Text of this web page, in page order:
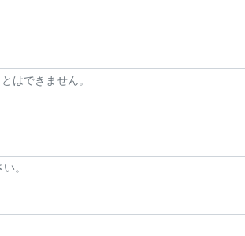
はできません。
。